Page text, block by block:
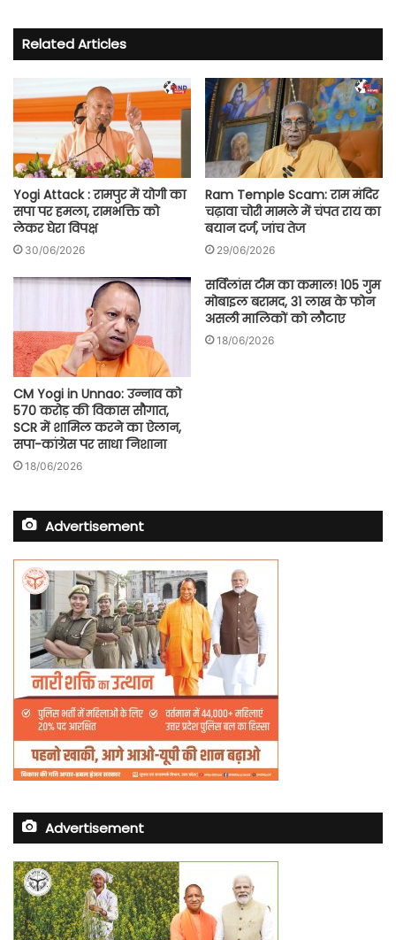
Related Articles
Yogi Attack : रामपुर में योगी का
सपा पर हमला, रामभक्ति को
लेकर घेरा विपक्ष
30/06/2026
Ram Temple Scam: राम मंदिर
चढ़ावा चोरी मामले में चंपत राय का
बयान दर्ज, जांच तेज
29/06/2026
CM Yogi in Unnao: उन्नाव को
570 करोड़ की विकास सौगात,
SCR में शामिल करने का ऐलान,
सपा-कांग्रेस पर साधा निशाना
18/06/2026
सर्विलांस टीम का कमाल! 105 गुम
मोबाइल बरामद, 31 लाख के फोन
असली मालिकों को लौटाए
18/06/2026
Advertisement
Advertisement